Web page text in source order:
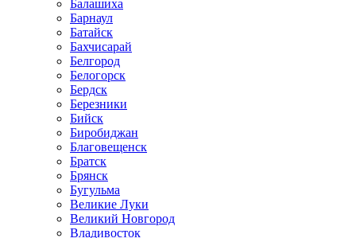
Балашиха
Барнаул
Батайск
Бахчисарай
Белгород
Белогорск
Бердск
Березники
Бийск
Биробиджан
Благовещенск
Братск
Брянск
Бугульма
Великие Луки
Великий Новгород
Владивосток